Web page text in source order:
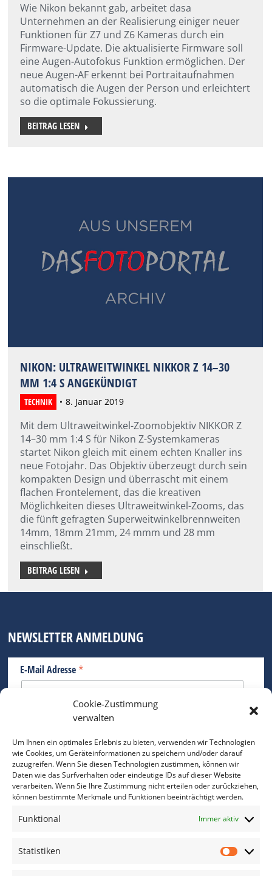
Cookie-Zustimmung
verwalten
Um Ihnen ein optimales Erlebnis zu bieten, verwenden wir Technologien
wie Cookies, um Geräteinformationen zu speichern und/oder darauf
zuzugreifen. Wenn Sie diesen Technologien zustimmen, können wir
Daten wie das Surfverhalten oder eindeutige IDs auf dieser Website
verarbeiten. Wenn Sie Ihre Zustimmung nicht erteilen oder zurückziehen,
können bestimmte Merkmale und Funktionen beeinträchtigt werden.
Funktional Immer aktiv
Statistiken
Wie Nikon bekannt gab, arbeitet dasa
Unternehmen an der Realisierung einiger neuer
Funktionen für Z7 und Z6 Kameras durch ein
Firmware-Update. Die aktualisierte Firmware soll
eine Augen-Autofokus Funktion ermöglichen. Der
neue Augen-AF erkennt bei Portraitaufnahmen
automatisch die Augen der Person und erleichtert
so die optimale Fokussierung.
BEITRAG LESEN
NIKON: ULTRAWEITWINKEL NIKKOR Z 14–30
MM 1:4 S ANGEKÜNDIGT
TECHNIK 8. Januar 2019
Mit dem Ultraweitwinkel-Zoomobjektiv NIKKOR Z
14–30 mm 1:4 S für Nikon Z-Systemkameras
startet Nikon gleich mit einem echten Knaller ins
neue Fotojahr. Das Objektiv überzeugt durch sein
kompakten Design und überrascht mit einem
flachen Frontelement, das die kreativen
Möglichkeiten dieses Ultraweitwinkel-Zooms, das
die fünft gefragten Superweitwinkelbrennweiten
14mm, 18mm 21mm, 24 mmm und 28 mm
einschließt.
BEITRAG LESEN
NEWSLETTER ANMELDUNG
E-Mail Adresse *
Bitte geben Sie Ihre E-Mail Adresse ein.
*